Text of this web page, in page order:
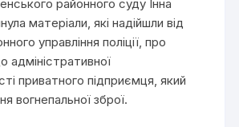
районного суду Інна
матеріали, які надійшли від
управління поліції, про
адміністративної
приватного підприємця, який
вогнепальної зброї.